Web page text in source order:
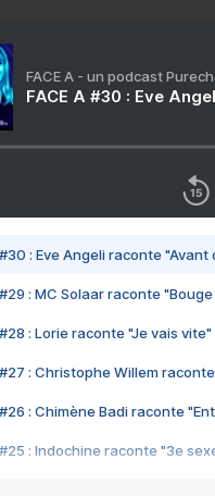
FACE A - un podcast
FACE A #30 : Eve
#30 : Eve Angeli raconte "Avant
#29 : MC Solaar raconte
#28 : Lorie raconte "Je vais vite"
#27 : Christophe Willem
#26 : Chimène Badi raconte
#25 : Indochine raconte "3e